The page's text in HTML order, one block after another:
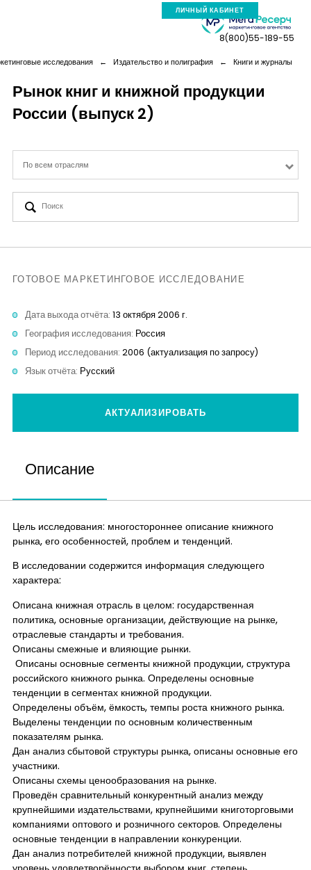
ЛИЧНЫЙ КАБИНЕТ
Компания
Услуги
Новая реальность
Аналитика
Контакты
8(800)55-189-55
исследования ← Издательство и полиграфия ← Книги и журналы
Рынок книг и книжной продукции
России (выпуск 2)
По всем отраслям
ГОТОВОЕ МАРКЕТИНГОВОЕ ИССЛЕДОВАНИЕ
Дата выхода отчёта: 13 октября 2006 г.
География исследования: Россия
Период исследования: 2006 (актуализация по запросу)
Язык отчёта: Русский
АКТУАЛИЗИРОВАТЬ
Описание
Цель исследования: многостороннее описание книжного
рынка, его особенностей, проблем и тенденций.
В исследовании содержится информация следующего
характера:
Описана книжная отрасль в целом: государственная
политика, основные организации, действующие на рынке,
отраслевые стандарты и требования.
Описаны смежные и влияющие рынки.
Описаны основные сегменты книжной продукции, структура
российского книжного рынка. Определены основные
тенденции в сегментах книжной продукции.
Определены объём, ёмкость, темпы роста книжного рынка.
Выделены тенденции по основным количественным
показателям рынка.
Дан анализ сбытовой структуры рынка, описаны основные его
участники.
Описаны схемы ценообразования на рынке.
Проведён сравнительный конкурентный анализ между
крупнейшими издательствами, крупнейшими книготорговыми
компаниями оптового и розничного секторов. Определены
основные тенденции в направлении конкуренции.
Дан анализ потребителей книжной продукции, выявлен